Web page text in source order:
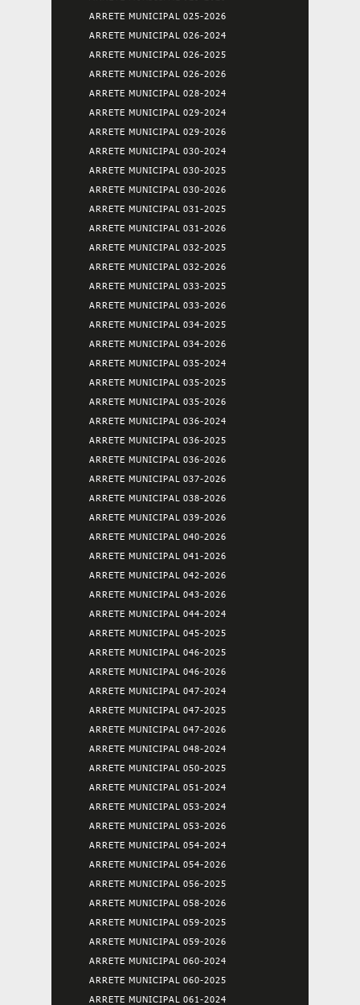
ARRETE MUNICIPAL 025-2026
ARRETE MUNICIPAL 026-2024
ARRETE MUNICIPAL 026-2025
ARRETE MUNICIPAL 026-2026
ARRETE MUNICIPAL 028-2024
ARRETE MUNICIPAL 029-2024
ARRETE MUNICIPAL 029-2026
ARRETE MUNICIPAL 030-2024
ARRETE MUNICIPAL 030-2025
ARRETE MUNICIPAL 030-2026
ARRETE MUNICIPAL 031-2025
ARRETE MUNICIPAL 031-2026
ARRETE MUNICIPAL 032-2025
ARRETE MUNICIPAL 032-2026
ARRETE MUNICIPAL 033-2025
ARRETE MUNICIPAL 033-2026
ARRETE MUNICIPAL 034-2025
ARRETE MUNICIPAL 034-2026
ARRETE MUNICIPAL 035-2024
ARRETE MUNICIPAL 035-2025
ARRETE MUNICIPAL 035-2026
ARRETE MUNICIPAL 036-2024
ARRETE MUNICIPAL 036-2025
ARRETE MUNICIPAL 036-2026
ARRETE MUNICIPAL 037-2026
ARRETE MUNICIPAL 038-2026
ARRETE MUNICIPAL 039-2026
ARRETE MUNICIPAL 040-2026
ARRETE MUNICIPAL 041-2026
ARRETE MUNICIPAL 042-2026
ARRETE MUNICIPAL 043-2026
ARRETE MUNICIPAL 044-2024
ARRETE MUNICIPAL 045-2025
ARRETE MUNICIPAL 046-2025
ARRETE MUNICIPAL 046-2026
ARRETE MUNICIPAL 047-2024
ARRETE MUNICIPAL 047-2025
ARRETE MUNICIPAL 047-2026
ARRETE MUNICIPAL 048-2024
ARRETE MUNICIPAL 050-2025
ARRETE MUNICIPAL 051-2024
ARRETE MUNICIPAL 053-2024
ARRETE MUNICIPAL 053-2026
ARRETE MUNICIPAL 054-2024
ARRETE MUNICIPAL 054-2026
ARRETE MUNICIPAL 056-2025
ARRETE MUNICIPAL 058-2026
ARRETE MUNICIPAL 059-2025
ARRETE MUNICIPAL 059-2026
ARRETE MUNICIPAL 060-2024
ARRETE MUNICIPAL 060-2025
ARRETE MUNICIPAL 061-2024